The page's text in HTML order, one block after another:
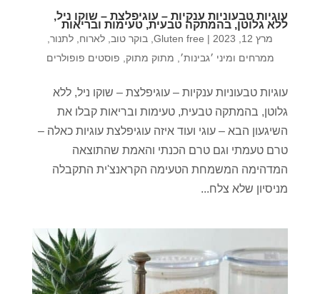
עוגיות טבעוניות ענקיות – עוגיפלצת – שוקו ניל,
ללא גלוטן, בהמתקה טבעית, טעימות ובריאות
מרץ 12, 2023 |
Gluten free בוקר טוב לארוח לתנור
ממרחים ומיני ׳גבינות׳
מתוק מתוק פוסטים פופולרים
עוגיות טבעוניות ענקיות – עוגיפלצת – שוקו ניל, ללא
גלוטן, בהמתקה טבעית, טעימות ובריאות קבלו את
השיגעון הבא – עוגי ועוד איזה עוגיפלצת עוגיות כאלה –
טרם טעמתי וגם טרם הכנתי והאמת שהתוצאה
המדהימה המשמחת הטעימה הקראנצ'ית התקבלה
מניסיון שלא צלח...